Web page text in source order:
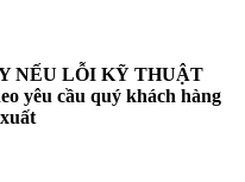
NẾU LỖI KỸ THUẬT
yêu cầu quý khách hàng